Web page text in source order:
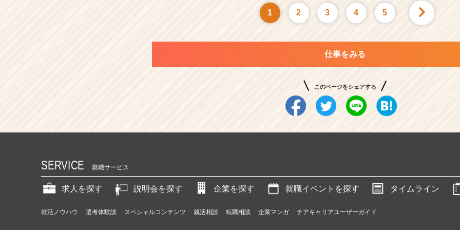
1 2 3 4 5
仕事をみる
このページをシェアする
SERVICE 就職サービス
求人を探す 説明会を探す 企業を探す 就職イベントを探す タイムライン
就活ノウハウ 選考体験談 スペシャルコンテンツ 就活相談 転職相談 企業マンガ チアキャリアユーザーガイド